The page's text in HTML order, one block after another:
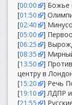
[00:00
] Божье
[01:50
]
[02:40
]
[05:00
]
[06:25
]
[08:35
]
[13:50
]
центру в
[15:20
] Речь
[19:10
] ЛДПР
[21:55
]